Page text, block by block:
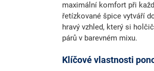
maximální komfort při
řetízkované špice vytváří
hravý vzhled, který si
párů v barevném mixu.
Klíčové vlastnosti